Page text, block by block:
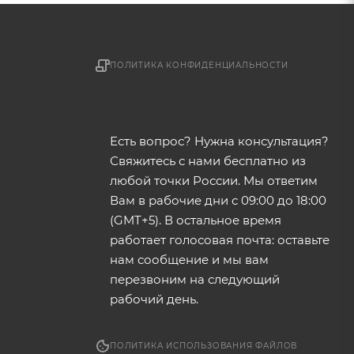
ПОЛИТИКА КОНФИДЕНЦИАЛЬНОСТИ
Есть вопрос? Нужна консультация?
Свяжитесь с нами бесплатно из
любой точки России. Мы ответим
Вам в рабочие дни с 09:00 до 18:00
(GMT+5). В остальное время
работает голосовая почта: оставьте
нам сообщение и мы вам
перезвоним на следующий
рабочий день.
ПОЛИТИКА ИСПОЛЬЗОВАНИЯ ФАЙЛОВ